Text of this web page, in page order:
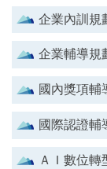
企業內訓規
企業輔導規
國內獎項輔
國際認證輔
ＡＩ數位轉